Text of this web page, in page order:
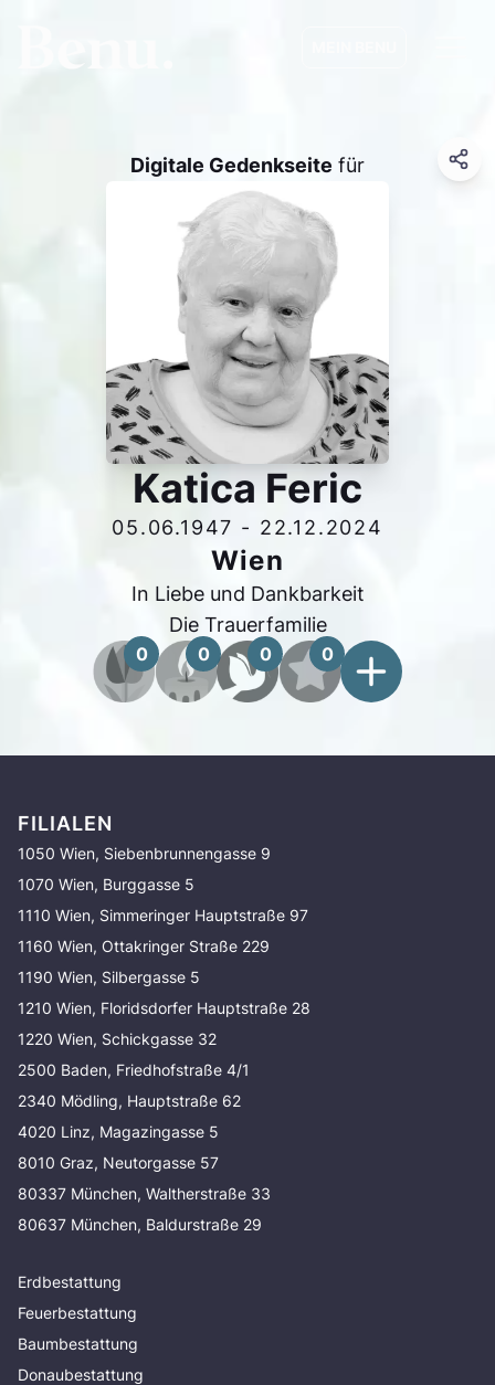
Digitale Gedenkseite für
Katica Feric
05.06.1947 - 22.12.2024
Wien
In Liebe und Dankbarkeit
Die Trauerfamilie
0 0 0 0
FILIALEN
1050 Wien, Siebenbrunnengasse 9
1070 Wien, Burggasse 5
1110 Wien, Simmeringer Hauptstraße 97
1160 Wien, Ottakringer Straße 229
1190 Wien, Silbergasse 5
1210 Wien, Floridsdorfer Hauptstraße 28
1220 Wien, Schickgasse 32
2500 Baden, Friedhofstraße 4/1
2340 Mödling, Hauptstraße 62
4020 Linz, Magazingasse 5
8010 Graz, Neutorgasse 57
80337 München, Waltherstraße 33
80637 München, Baldurstraße 29
Erdbestattung
Feuerbestattung
Baumbestattung
Donaubestattung